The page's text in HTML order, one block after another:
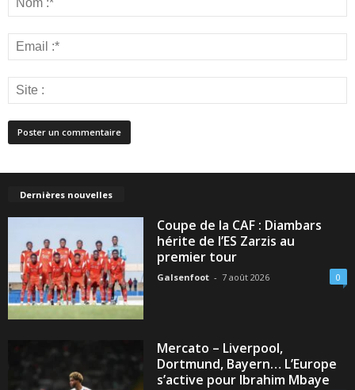
Dernières nouvelles
Coupe de la CAF : Diambars
hérite de l’ES Zarzis au
premier tour
Galsenfoot - 7 août 2026 0
Mercato – Liverpool,
Dortmund, Bayern… L’Europe
s’active pour Ibrahim Mbaye